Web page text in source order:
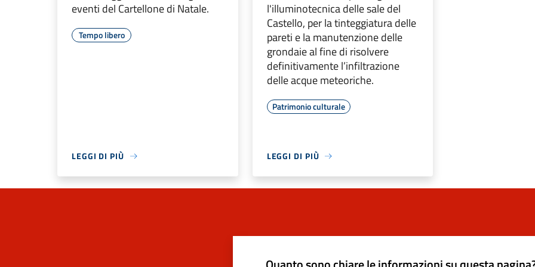
eventi del Cartellone di Natale.
Tempo libero
LEGGI DI PIÙ
l'illuminotecnica delle sale del
Castello, per la tinteggiatura delle
pareti e la manutenzione delle
grondaie al fine di risolvere
definitivamente l’infiltrazione
delle acque meteoriche.
Patrimonio culturale
LEGGI DI PIÙ